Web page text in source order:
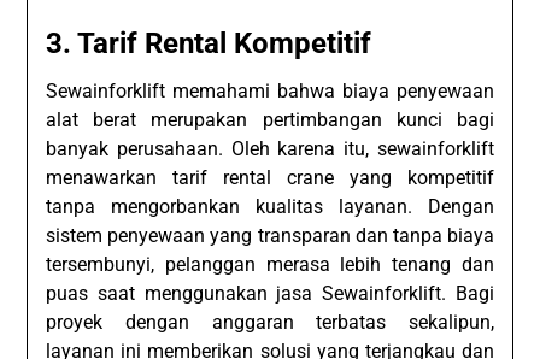
3. Tarif Rental Kompetitif
Sewainforklift memahami bahwa biaya penyewaan
alat berat merupakan pertimbangan kunci bagi
banyak perusahaan. Oleh karena itu, sewainforklift
menawarkan tarif rental crane yang kompetitif
tanpa mengorbankan kualitas layanan. Dengan
sistem penyewaan yang transparan dan tanpa biaya
tersembunyi, pelanggan merasa lebih tenang dan
puas saat menggunakan jasa Sewainforklift. Bagi
proyek dengan anggaran terbatas sekalipun,
layanan ini memberikan solusi yang terjangkau dan